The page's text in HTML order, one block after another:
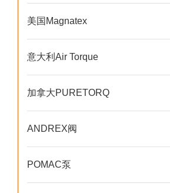
美国Magnatex
意大利Air Torque
加拿大PURETORQ
ANDREX阀
POMAC泵